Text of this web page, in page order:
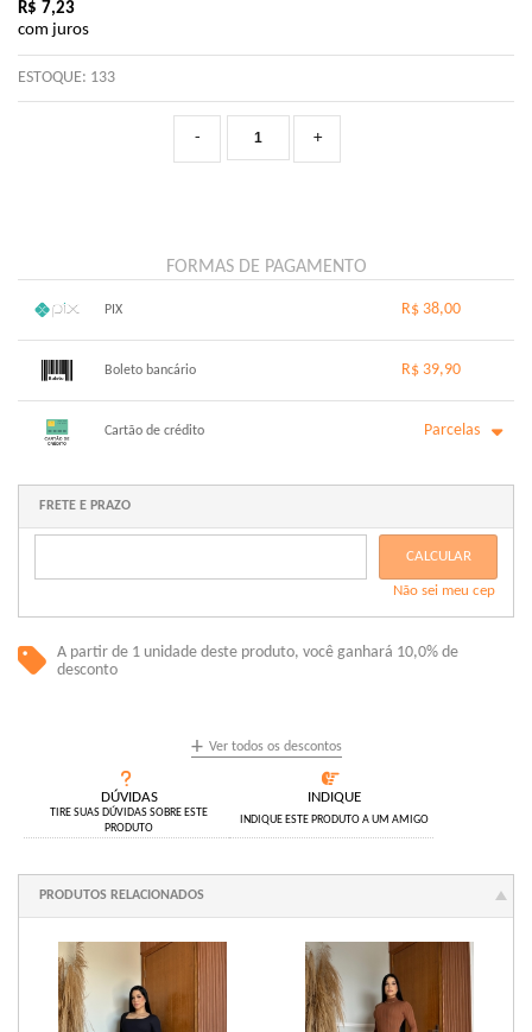
DÚVIDAS
TIRE SUAS DÚVIDAS SOBRE ESTE
PRODUTO
INDIQUE
INDIQUE ESTE PRODUTO A UM AMIGO
R$ 7,23
com juros
ESTOQUE: 133
+
-
A partir de 1 unidade deste produto, você ganhará 10,0% de
desconto
+ Ver todos os descontos
FORMAS DE PAGAMENTO
PIX R$ 38,00
..
Boleto bancário R$ 39,90
..
Cartão de crédito Parcelas
.
.
FRETE E PRAZO
CALCULAR
Não sei meu cep
PRODUTOS RELACIONADOS